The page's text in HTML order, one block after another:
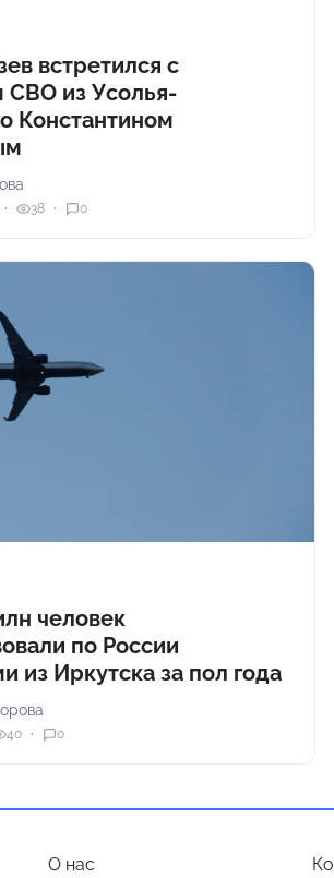
встретился с
СВО из Усолья-
Константином
38 0
человек
по России
из Иркутска за пол года
40 0
О нас